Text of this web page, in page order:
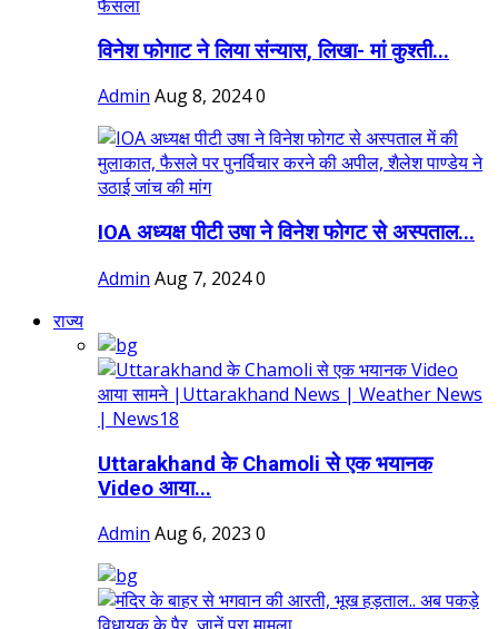
विनेश फोगाट ने लिया संन्यास, लिखा- मां कुश्ती...
Admin Aug 8, 20240
IOA अध्यक्ष पीटी उषा ने विनेश फोगट से अस्पताल...
Admin Aug 7, 20240
राज्य
Uttarakhand के Chamoli से एक भयानक
Video आया...
Admin Aug 6, 2023 0